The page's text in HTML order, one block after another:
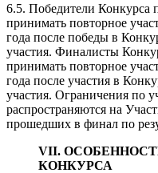
6.5. Победители
принимать повторное
года после победы в
участия. Финалисты
принимать повторное
года после участия в
участия. Ограничения по
распространяются на
прошедших в финал по
VII.
КОНКУРСА